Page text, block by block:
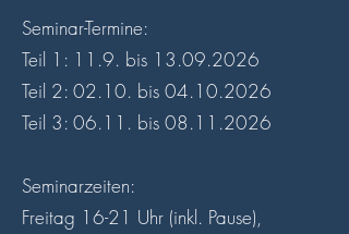
Seminar-Termine:
Teil 1: 11.9. bis 13.09.2026
Teil 2: 02.10. bis 04.10.2026
Teil 3: 06.11. bis 08.11.2026
Seminarzeiten:
Freitag 16-21 Uhr (inkl. Pause),